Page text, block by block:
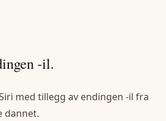
-il.
med tillegg av endingen -il fra
dannet.